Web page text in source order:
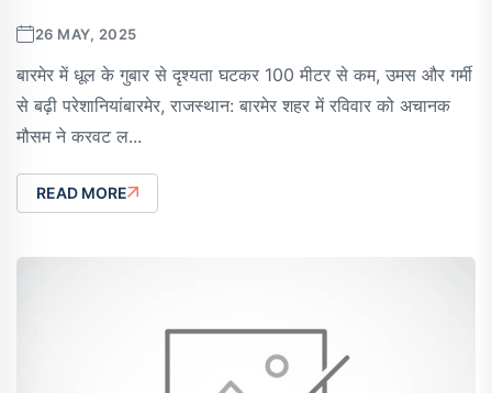
26 MAY, 2025
बारमेर में धूल के गुबार से दृश्यता घटकर 100 मीटर से कम, उमस और गर्मी
से बढ़ी परेशानियांबारमेर, राजस्थान: बारमेर शहर में रविवार को अचानक
मौसम ने करवट ल...
READ MORE